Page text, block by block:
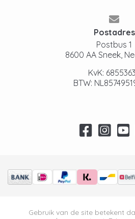
Postadres
Postbus 1
8600 AA Sneek,
KvK:
BTW:
Gebruik van de site betekent